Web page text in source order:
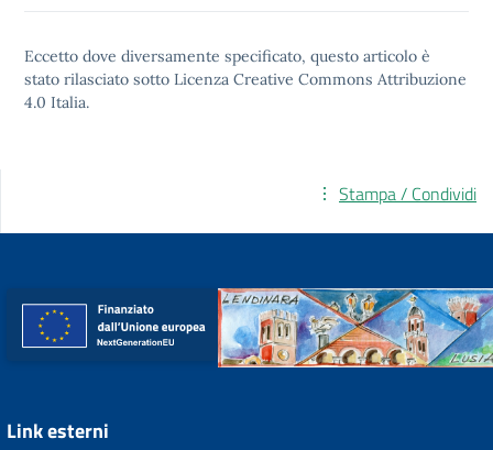
Eccetto dove diversamente specificato, questo articolo è
stato rilasciato sotto Licenza Creative Commons Attribuzione
4.0 Italia.
Stampa / Condividi
Link esterni